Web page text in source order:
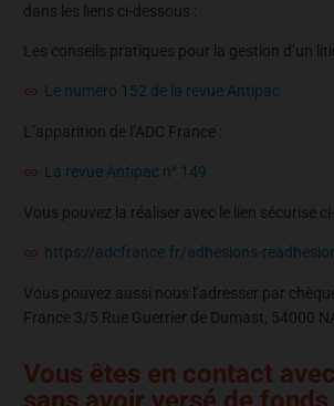
dans les liens ci-dessous :
Les conseils pratiques pour la gestion d’un
Le numéro 152 de la revue Antipac
L’apparition de l’ADC France :
La revue Antipac n° 149
Vous pouvez la réaliser avec le lien sécurisé
https://adcfrance.fr/adhesions-
Vous pouvez aussi nous l’adresser par chèque
France 3/5 Rue Guerrier de Dumast, 54000
Vous êtes en contact